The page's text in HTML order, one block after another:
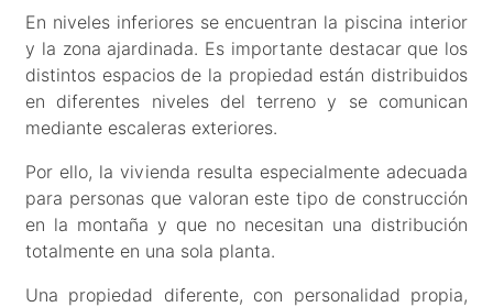
En niveles inferiores se encuentran la piscina interior
y la zona ajardinada. Es importante destacar que los
distintos espacios de la propiedad están distribuidos
en diferentes niveles del terreno y se comunican
mediante escaleras exteriores.
Por ello, la vivienda resulta especialmente adecuada
para personas que valoran este tipo de construcción
en la montaña y que no necesitan una distribución
totalmente en una sola planta.
Una propiedad diferente, con personalidad propia,